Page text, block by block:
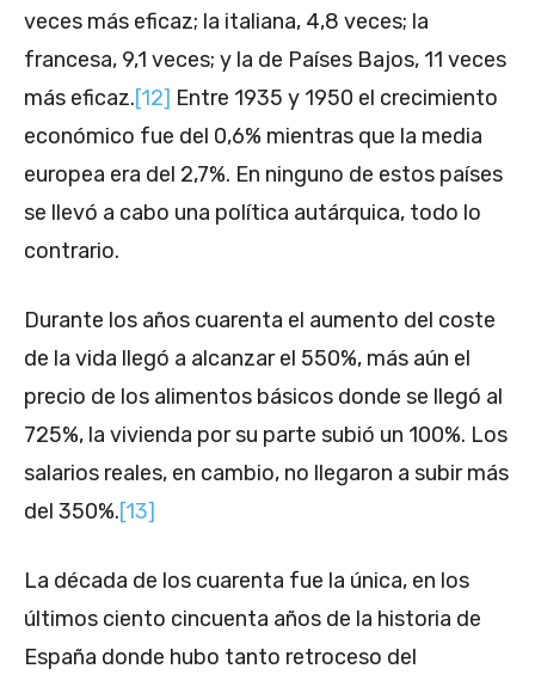
veces más eficaz; la italiana, 4,8 veces; la
francesa, 9,1 veces; y la de Países Bajos, 11 veces
más eficaz.[12] Entre 1935 y 1950 el crecimiento
económico fue del 0,6% mientras que la media
europea era del 2,7%. En ninguno de estos países
se llevó a cabo una política autárquica, todo lo
contrario.
Durante los años cuarenta el aumento del coste
de la vida llegó a alcanzar el 550%, más aún el
precio de los alimentos básicos donde se llegó al
725%, la vivienda por su parte subió un 100%. Los
salarios reales, en cambio, no llegaron a subir más
del 350%.[13]
La década de los cuarenta fue la única, en los
últimos ciento cincuenta años de la historia de
España donde hubo tanto retroceso del